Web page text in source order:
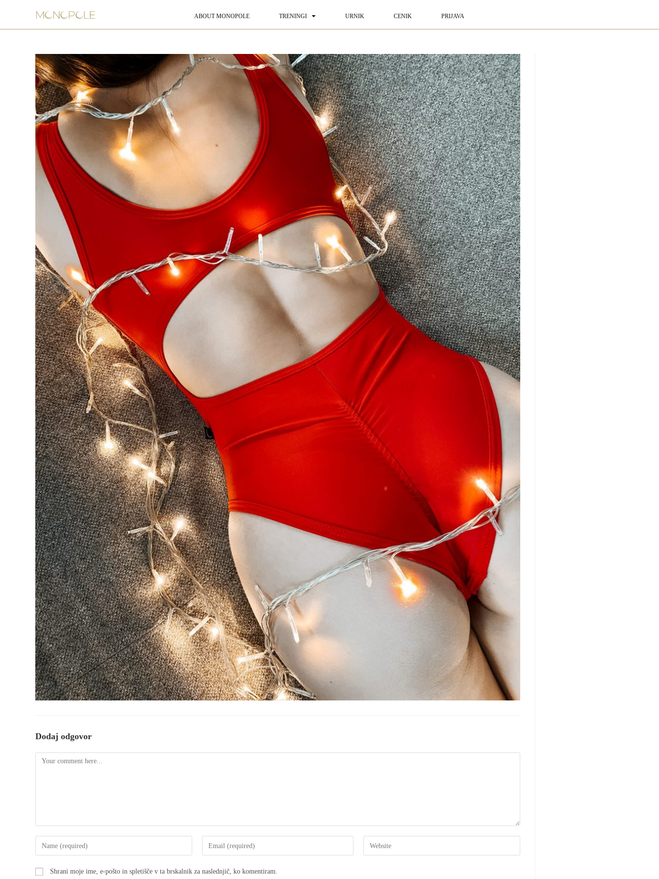
ABOUT MONOPOLE TRENINGI URNIK CENIK PRIJAVA
Dodaj odgovor
Shrani moje ime, e-pošto in spletišče v ta brskalnik za naslednjič, ko komentiram.